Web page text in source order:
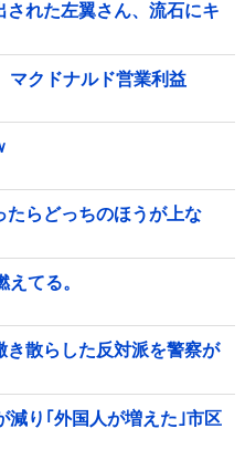
された左翼さん、流石にキ
マクドナルド営業利益
たらどっちのほうが上な
てる。
散らした反対派を警察が
減り｢外国人が増えた｣市区